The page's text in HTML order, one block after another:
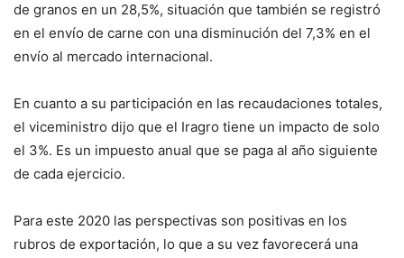
de granos en un 28,5%, situación que también se registró
en el envío de carne con una disminución del 7,3% en el
envío al mercado internacional.
En cuanto a su participación en las recaudaciones totales,
el viceministro dijo que el Iragro tiene un impacto de solo
el 3%. Es un impuesto anual que se paga al año siguiente
de cada ejercicio.
Para este 2020 las perspectivas son positivas en los
rubros de exportación, lo que a su vez favorecerá una